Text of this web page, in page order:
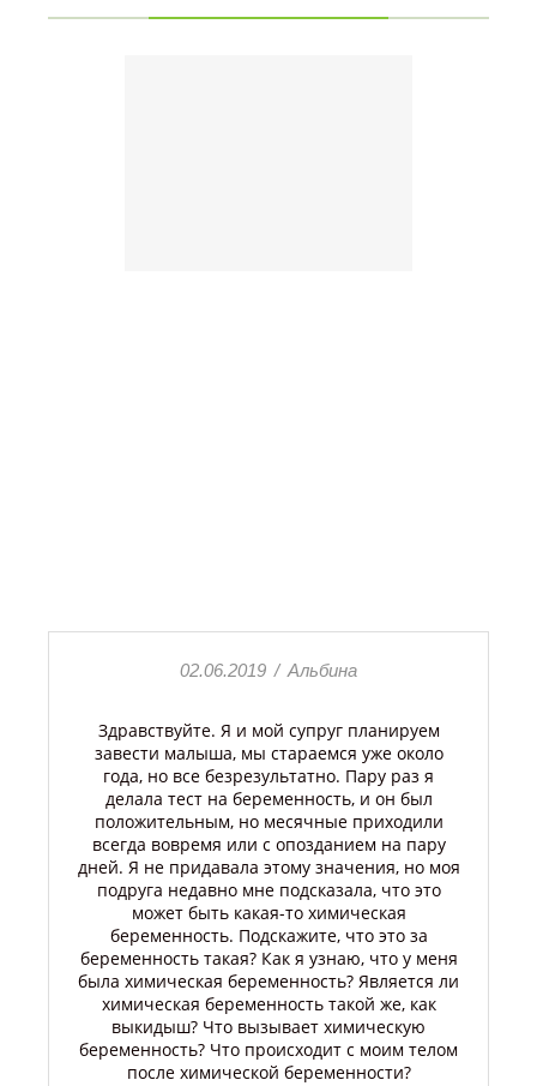
02.06.2019 / Альбина
Здравствуйте. Я и мой супруг планируем
завести малыша, мы стараемся уже около
года, но все безрезультатно. Пару раз я
делала тест на беременность, и он был
положительным, но месячные приходили
всегда вовремя или с опозданием на пару
дней. Я не придавала этому значения, но моя
подруга недавно мне подсказала, что это
может быть какая-то химическая
беременность. Подскажите, что это за
беременность такая? Как я узнаю, что у меня
была химическая беременность? Является ли
химическая беременность такой же, как
выкидыш? Что вызывает химическую
беременность? Что происходит с моим телом
после химической беременности?